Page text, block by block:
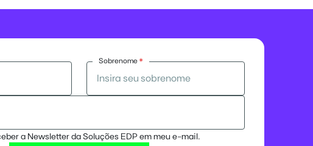
Sobrenome *
a Newsletter da Soluções EDP em meu e-mail.